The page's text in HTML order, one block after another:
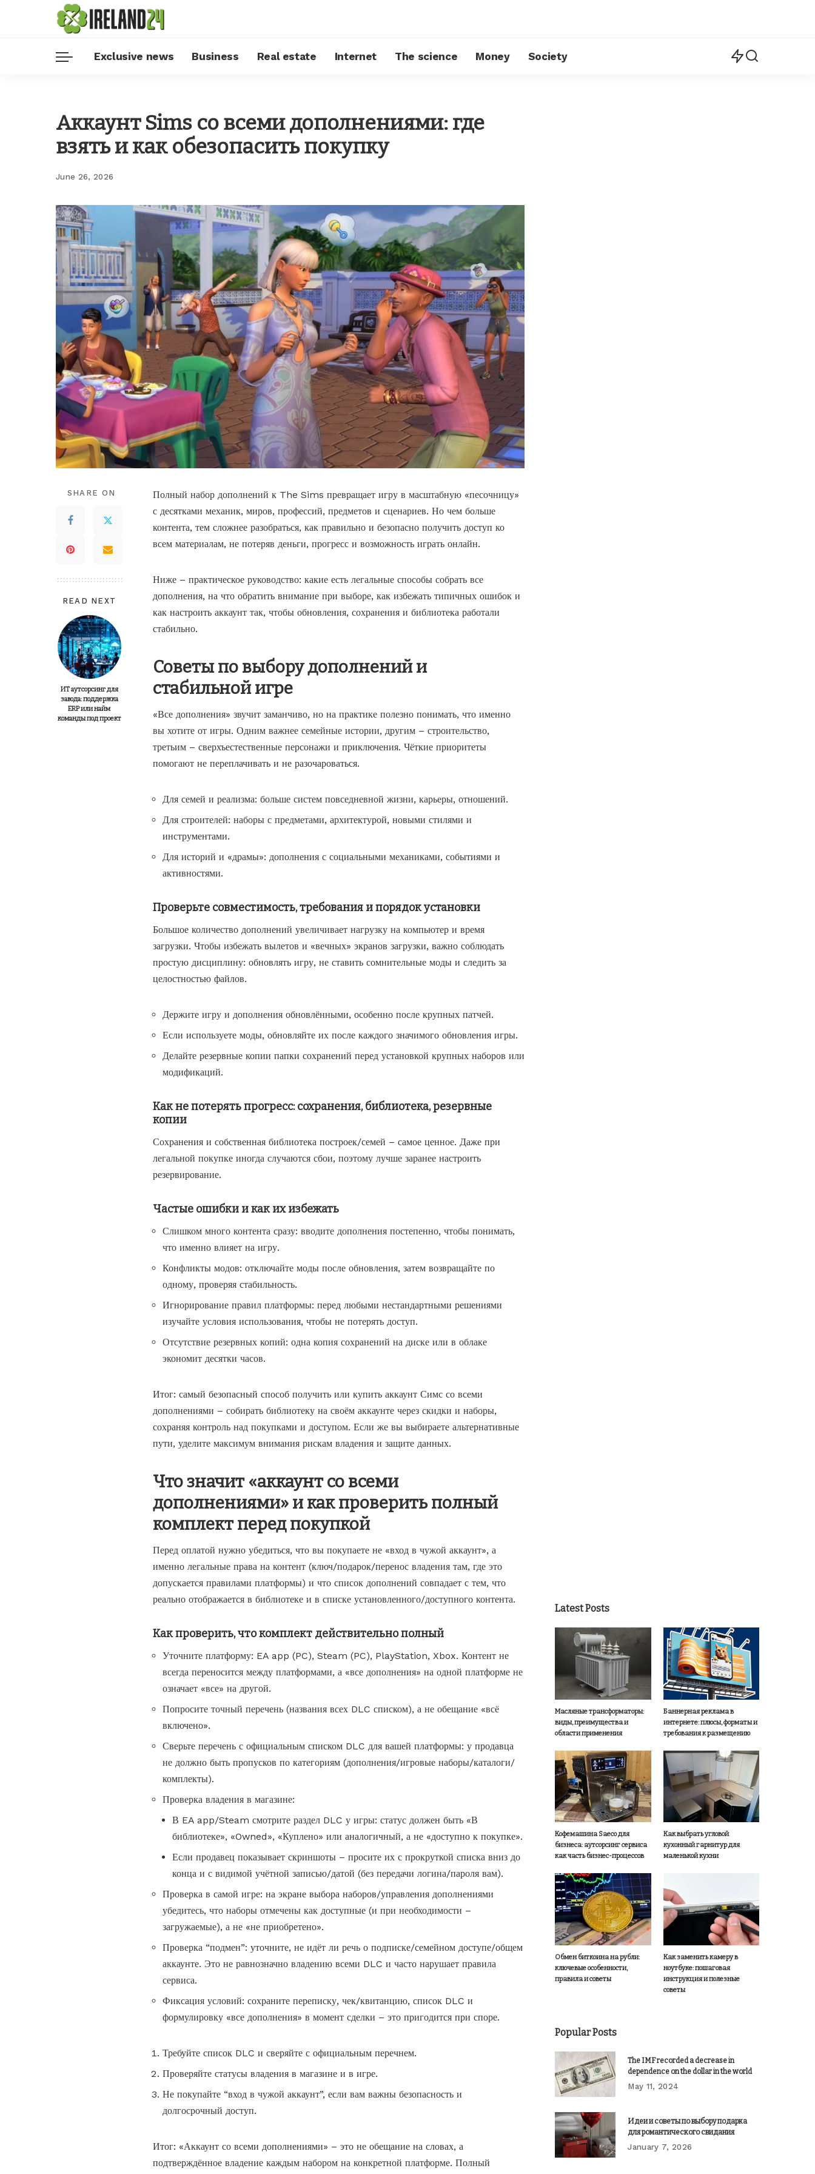
Exclusive news Business Real estate Internet The science Money Society
Аккаунт Sims со всеми дополнениями: где
взять и как обезопасить покупку
June 26, 2026
SHARE ON
READ NEXT
ИТ аутсорсинг для
завода: поддержка
ERP или найм
команды под проект
Полный набор дополнений к The Sims превращает игру в масштабную «песочницу»
с десятками механик, миров, профессий, предметов и сценариев. Но чем больше
контента, тем сложнее разобраться, как правильно и безопасно получить доступ ко
всем материалам, не потеряв деньги, прогресс и возможность играть онлайн.
Ниже – практическое руководство: какие есть легальные способы собрать все
дополнения, на что обратить внимание при выборе, как избежать типичных ошибок и
как настроить аккаунт так, чтобы обновления, сохранения и библиотека работали
стабильно.
Советы по выбору дополнений и
стабильной игре
«Все дополнения» звучит заманчиво, но на практике полезно понимать, что именно
вы хотите от игры. Одним важнее семейные истории, другим – строительство,
третьим – сверхъестественные персонажи и приключения. Чёткие приоритеты
помогают не переплачивать и не разочароваться.
Для семей и реализма: больше систем повседневной жизни, карьеры, отношений.
Для строителей: наборы с предметами, архитектурой, новыми стилями и
инструментами.
Для историй и «драмы»: дополнения с социальными механиками, событиями и
активностями.
Проверьте совместимость, требования и порядок установки
Большое количество дополнений увеличивает нагрузку на компьютер и время
загрузки. Чтобы избежать вылетов и «вечных» экранов загрузки, важно соблюдать
простую дисциплину: обновлять игру, не ставить сомнительные моды и следить за
целостностью файлов.
Держите игру и дополнения обновлёнными, особенно после крупных патчей.
Если используете моды, обновляйте их после каждого значимого обновления игры.
Делайте резервные копии папки сохранений перед установкой крупных наборов или
модификаций.
Как не потерять прогресс: сохранения, библиотека, резервные
копии
Сохранения и собственная библиотека построек/семей – самое ценное. Даже при
легальной покупке иногда случаются сбои, поэтому лучше заранее настроить
резервирование.
Частые ошибки и как их избежать
Слишком много контента сразу: вводите дополнения постепенно, чтобы понимать,
что именно влияет на игру.
Конфликты модов: отключайте моды после обновления, затем возвращайте по
одному, проверяя стабильность.
Игнорирование правил платформы: перед любыми нестандартными решениями
изучайте условия использования, чтобы не потерять доступ.
Отсутствие резервных копий: одна копия сохранений на диске или в облаке
экономит десятки часов.
Итог: самый безопасный способ получить или купить аккаунт Симс со всеми
дополнениями – собирать библиотеку на своём аккаунте через скидки и наборы,
сохраняя контроль над покупками и доступом. Если же вы выбираете альтернативные
пути, уделите максимум внимания рискам владения и защите данных.
Что значит «аккаунт со всеми
дополнениями» и как проверить полный
комплект перед покупкой
Перед оплатой нужно убедиться, что вы покупаете не «вход в чужой аккаунт», а
именно легальные права на контент (ключ/подарок/перенос владения там, где это
допускается правилами платформы) и что список дополнений совпадает с тем, что
реально отображается в библиотеке и в списке установленного/доступного контента.
Как проверить, что комплект действительно полный
Уточните платформу: EA app (PC), Steam (PC), PlayStation, Xbox. Контент не
всегда переносится между платформами, а «все дополнения» на одной платформе не
означает «все» на другой.
Попросите точный перечень (названия всех DLC списком), а не обещание «всё
включено».
Сверьте перечень с официальным списком DLC для вашей платформы: у продавца
не должно быть пропусков по категориям (дополнения/игровые наборы/каталоги/
комплекты).
Проверка владения в магазине:
В EA app/Steam смотрите раздел DLC у игры: статус должен быть «В
библиотеке», «Owned», «Куплено» или аналогичный, а не «доступно к покупке».
Если продавец показывает скриншоты – просите их с прокруткой списка вниз до
конца и с видимой учётной записью/датой (без передачи логина/пароля вам).
Проверка в самой игре: на экране выбора наборов/управления дополнениями
убедитесь, что наборы отмечены как доступные (и при необходимости –
загружаемые), а не «не приобретено».
Проверка “подмен”: уточните, не идёт ли речь о подписке/семейном доступе/общем
аккаунте. Это не равнозначно владению всеми DLC и часто нарушает правила
сервиса.
Фиксация условий: сохраните переписку, чек/квитанцию, список DLC и
формулировку «все дополнения» в момент сделки – это пригодится при споре.
Требуйте список DLC и сверяйте с официальным перечнем.
Проверяйте статусы владения в магазине и в игре.
Не покупайте “вход в чужой аккаунт”, если вам важны безопасность и
долгосрочный доступ.
Итог: «Аккаунт со всеми дополнениями» – это не обещание на словах, а
подтверждённое владение каждым набором на конкретной платформе. Полный
Latest Posts
Масляные трансформаторы:
виды, преимущества и
области применения
Баннерная реклама в
интернете: плюсы, форматы и
требования к размещению
Кофемашина Saeco для
бизнеса: аутсорсинг сервиса
как часть бизнес-процессов
Как выбрать угловой
кухонный гарнитур для
маленькой кухни
Обмен биткоина на рубли:
ключевые особенности,
правила и советы
Как заменить камеру в
ноутбуке: пошаговая
инструкция и полезные
советы
Popular Posts
The IMF recorded a decrease in
dependence on the dollar in the world
May 11, 2024
Идеи и советы по выбору подарка
для романтического свидания
January 7, 2026